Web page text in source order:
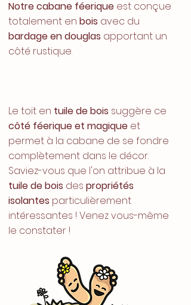
Notre cabane féerique est conçue
totalement en bois avec du
bardage en douglas apportant un
côté rustique.
Le toit en tuile de bois suggère ce
côté féerique et magique et
permet à la cabane de se fondre
complètement dans le décor.
Saviez-vous que l'on attribue à la
tuile de bois des propriétés
isolantes particulièrement
intéressantes ! Venez vous-même
le constater !